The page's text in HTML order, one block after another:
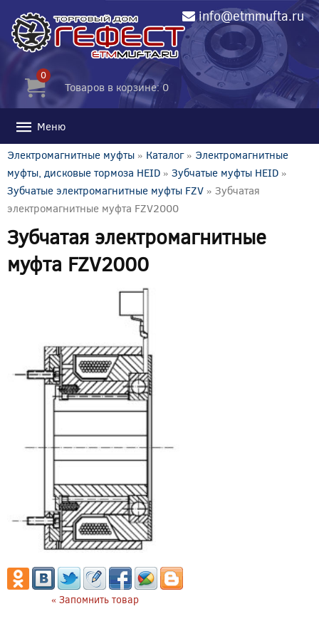
info@etmmufta.ru
0
Товаров в корзине: 0
Меню
Электромагнитные муфты » Каталог» Электромагнитные
муфты, дисковые тормоза HEID » Зубчатые муфты HEID »
Зубчатые электромагнитные муфты FZV » Зубчатая
электромагнитные муфта FZV2000
Зубчатая электромагнитные
муфта FZV2000
« Запомнить товар